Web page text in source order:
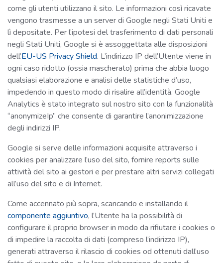
come gli utenti utilizzano il sito. Le informazioni così ricavate
vengono trasmesse a un server di Google negli Stati Uniti e
lì depositate. Per l’ipotesi del trasferimento di dati personali
negli Stati Uniti, Google si è assoggettata alle disposizioni
dell’EU-US Privacy Shield. L’indirizzo IP dell’Utente viene in
ogni caso ridotto (ossia mascherato) prima che abbia luogo
qualsiasi elaborazione e analisi delle statistiche d’uso,
impedendo in questo modo di risalire all’identità. Google
Analytics è stato integrato sul nostro sito con la funzionalità
“anonymizeIp” che consente di garantire l’anonimizzazione
degli indirizzi IP.
Google si serve delle informazioni acquisite attraverso i
cookies per analizzare l’uso del sito, fornire reports sulle
attività del sito ai gestori e per prestare altri servizi collegati
all’uso del sito e di Internet.
Come accennato più sopra, scaricando e installando il
componente aggiuntivo, l’Utente ha la possibilità di
configurare il proprio browser in modo da rifiutare i cookies o
di impedire la raccolta di dati (compreso l’indirizzo IP),
generati attraverso il rilascio di cookies od ottenuti dall’uso